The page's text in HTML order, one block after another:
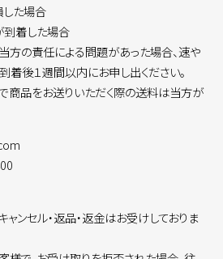
した場合
到着した場合
方の責任による問題があった場合、速や
着後１週間以内にお申し出ください。
商品をお送りいただく際の送料は当方が
ンセル・返品・返金はお受けしておりま